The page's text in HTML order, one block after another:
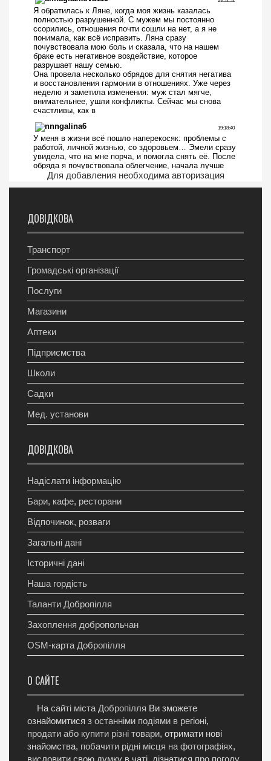
Для добавления необходима авторизация
ДОВІДКОВА
Транспорт
Громадські організації
Послуги
Магазини
Аптеки
Підприємства
Школи
Садки
Мед. установи
ДОВІДКОВА
Надіслати інформацію
Бари, кафе, ресторани
Відпочинок, розваги
Загальні дані
Історичні дані
Наша гордість
Таланти Добропілля
Захоплення добропольчан
OSM-карта Добропілля
О САЙТЕ
На сайті міста Добропілля Ви зможете
ознайомитися з останніми подіями в регіоні,
продати або купити різні товари, отримати нові
знайомства, побачити рідні місця на фотографіях,